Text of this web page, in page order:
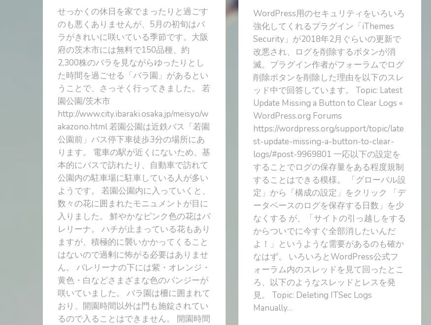
せっかくの休日を家でまったりと過ごす
のも悪くありませんが、5月の初旬はバ
ラがきれいに咲いている季節です。大阪
府の茨木市には無料で150品種、約
2,300株のバラを見ながらゆったりとし
た時間を過ごせる「バラ園」があるとい
うことで、さっそく行ってきました。 若
園公園/茨木市
http://www.city.ibaraki.osaka.jp/meisyo/w
akazono.html 若園公園は近鉄バス「若園
公園前」バス停下車徒歩3分の場所にあ
ります。 電車の駅が近くにないため、基
本的にバスで訪れたり、自動車で訪れて
公園内の駐車場に駐車している人が多い
ようです。 若園公園内に入っていくと、
数々の花に囲まれたモニュメントが目に
入りました。 鮮やかなピンク色の花はバ
レリーナ。 ハチが止まっている花もあり
ますが、積極的に襲いかかってくること
はないので過剰に怖がる必要はありませ
ん。 バレリーナの下には紫・オレンジ・
黄色・白などさまざまな色のパンジーが
咲いていました。 バラ園は柵に囲まれて
おり、開園時間以外は門も施錠されてい
るので入ることはできません。 開園時間
WordPress用のセキュリティをいろいろ
強化してくれるプラグイン「iThemes
Security」が2018年2月ぐらいの更新で
改悪され、ログを削除するボタンが消
滅。プラグイン作者がフォーラムでログ
削除ボタンを削除した理由を以下のスレ
ッド中で回答しています。 Topic: Latest
Update Missing a Button to Clear Logs «
WordPress.org Forums
https://wordpress.org/support/topic/late
st-update-missing-a-button-to-clear-
logs/#post-9969801 一応以下の設定を
することでログの保存量をある程度規制
することはできる模様。 「グローバル設
定」から「構成の設定」をクリック 「デ
ータベースのログを保存する日数」を少
なくする が、「サイトの引っ越しをする
からついでに今すぐ全部消したいんだ
よ！」というような需要があるのも確か
なはず。 いろいろとWordPress公式フ
ォーラム内のスレッドを見て回ったとこ
ろ、以下のようなスレッドとレスを発
見。 Topic: Deleting ITSec Logs
Manually…